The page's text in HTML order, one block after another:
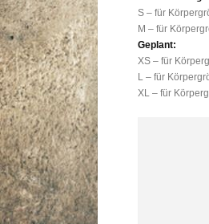
S – für
M – für
Geplant:
XS – für
L – für
XL – für